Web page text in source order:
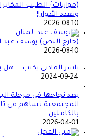
(موازنات) الطيب
وتعدد الأدوار!!
2026-08-10
(خارج النص) يوسف عبد
2026-08-10
ياسر الفادني يكتب….
2024-09-24
بعد نجاحها في مرحلة
المجتمعية تساهم في
بالكاملين
2026-04-01